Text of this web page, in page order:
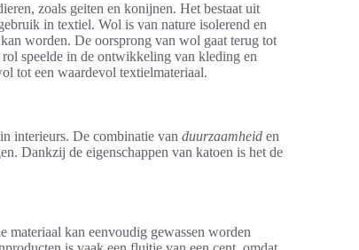
zoals geiten en konijnen. Het bestaat uit
in textiel. Wol is van nature isolerend en
worden. De oorsprong van wol gaat terug tot
speelde in de ontwikkeling van kleding en
tot een waardevol textielmateriaal.
interieurs. De combinatie van duurzaamheid en
Dankzij de eigenschappen van katoen is het de
materiaal kan eenvoudig gewassen worden